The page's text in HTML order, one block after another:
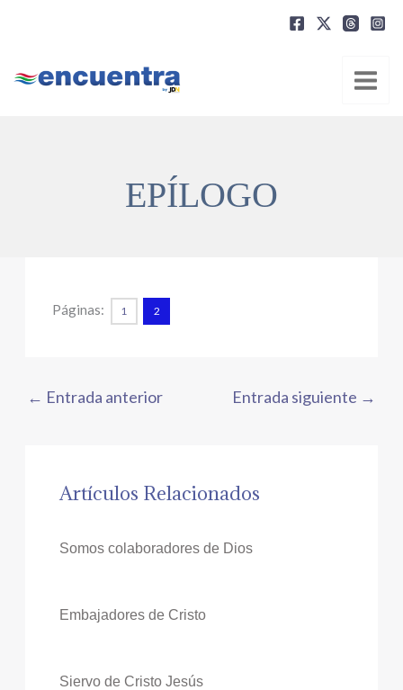
EPÍLOGO
Páginas: 1 2
← Entrada anterior Entrada siguiente →
Artículos Relacionados
Somos colaboradores de Dios
Embajadores de Cristo
Siervo de Cristo Jesús